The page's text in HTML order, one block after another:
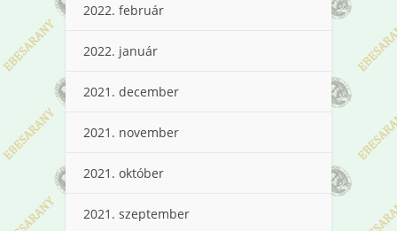
2022. február
2022. január
2021. december
2021. november
2021. október
2021. szeptember